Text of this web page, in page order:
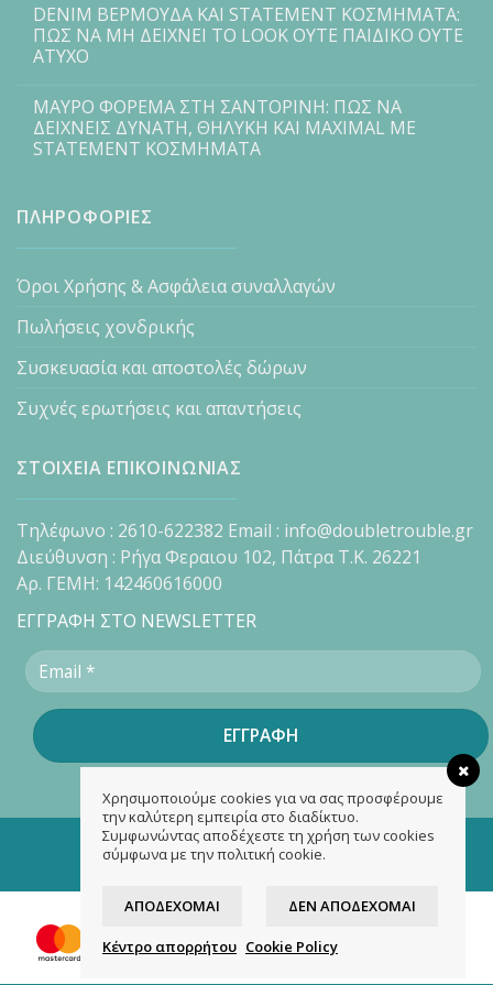
DENIM ΒΕΡΜΟΥΔΑ ΚΑΙ STATEMENT ΚΟΣΜΗΜΑΤΑ:
ΠΩΣ ΝΑ ΜΗ ΔΕΙΧΝΕΙ ΤΟ LOOK ΟΥΤΕ ΠΑΙΔΙΚΟ ΟΥΤΕ
ΑΤΥΧΟ
ΜΑΥΡΟ ΦΟΡΕΜΑ ΣΤΗ ΣΑΝΤΟΡΙΝΗ: ΠΩΣ ΝΑ
ΔΕΙΧΝΕΙΣ ΔΥΝΑΤΗ, ΘΗΛΥΚΗ ΚΑΙ MAXIMAL ΜΕ
STATEMENT ΚΟΣΜΗΜΑΤΑ
ΠΛΗΡΟΦΟΡΙΕΣ
Όροι Χρήσης & Ασφάλεια συναλλαγών
Πωλήσεις χονδρικής
Συσκευασία και αποστολές δώρων
Συχνές ερωτήσεις και απαντήσεις
ΣΤΟΙΧΕΙΑ ΕΠΙΚΟΙΝΩΝΙΑΣ
Τηλέφωνο : 2610-622382 Email : info@doubletrouble.gr
Διεύθυνση : Ρήγα Φεραιου 102, Πάτρα Τ.Κ. 26221
Αρ. ΓΕΜΗ: 142460616000
ΕΓΓΡΑΦΗ ΣΤΟ NEWSLETTER
Copyright 2026 ©doubletrouble.gr
Designed & developed by
Χρησιμοποιούμε cookies για να σας προσφέρουμε
την καλύτερη εμπειρία στο διαδίκτυο.
Συμφωνώντας αποδέχεστε τη χρήση των cookies
σύμφωνα με την πολιτική cookie.
ΑΠΟΔΈΧΟΜΑΙ ΔΕΝ ΑΠΟΔΈΧΟΜΑΙ
Κέντρο απορρήτου Cookie Policy